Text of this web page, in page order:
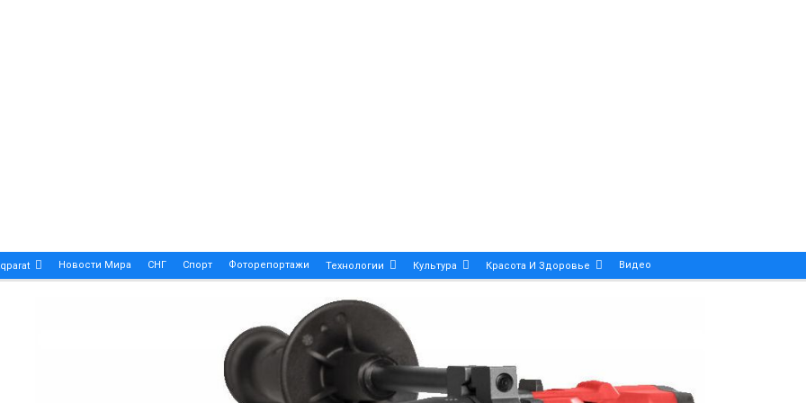
Новости Мира СНГ Спорт Фоторепортажи Технологии Культура Красота И Здоровье Видео
Patek Philippe Calatrava DATE – A True Symbol Of Elegance And Precision